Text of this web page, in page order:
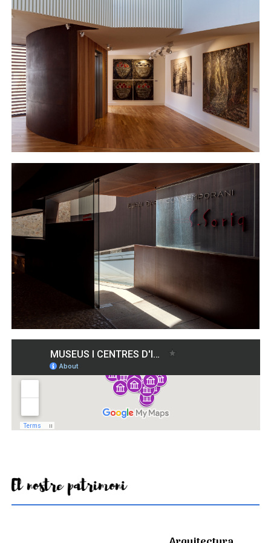
El nostre patrimoni